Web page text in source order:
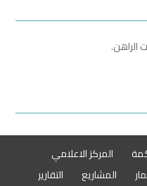
الراهن.
المركز الاعلامي
المشاريع
التقارير